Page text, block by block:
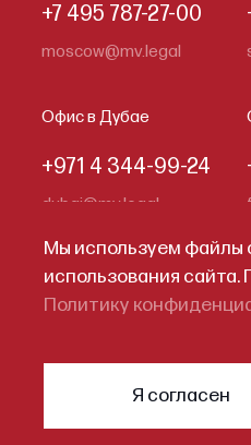
+7 495 787-27-00
moscow@mv.legal
Офис в Дубае
+971 4 344-99-24
dubai@mv.legal
Кодекс делового
Мы используем файлы
использования сайта.
Политику
Я согласен